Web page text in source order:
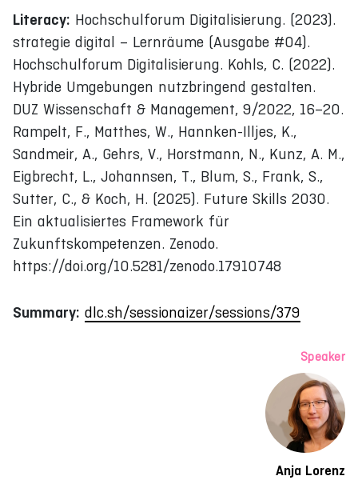
Literacy: Hochschulforum Digitalisierung. (2023).
strategie digital – Lernräume (Ausgabe #04).
Hochschulforum Digitalisierung. Kohls, C. (2022).
Hybride Umgebungen nutzbringend gestalten.
DUZ Wissenschaft & Management, 9/2022, 16–20.
Rampelt, F., Matthes, W., Hannken-Illjes, K.,
Sandmeir, A., Gehrs, V., Horstmann, N., Kunz, A. M.,
Eigbrecht, L., Johannsen, T., Blum, S., Frank, S.,
Sutter, C., & Koch, H. (2025). Future Skills 2030.
Ein aktualisiertes Framework für
Zukunftskompetenzen. Zenodo.
https://doi.org/10.5281/zenodo.17910748
Summary: dlc.sh/sessionaizer/sessions/379
Speaker
Anja Lorenz